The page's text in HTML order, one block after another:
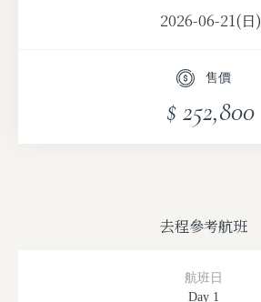
2026-06-21(日)
售價
$ 252,800
去程參考航班
航班日
Day 1